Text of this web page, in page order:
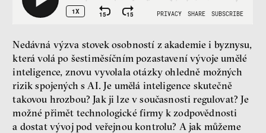
konzervatismus: mapa
seznamek
Terézia Ferjančeková, Petr
Bittner
rozhovor
Nedávná výzva stovek osobností z akademie i byznysu,
která volá po šestiměsíčním pozastavení vývoje umělé
inteligence, znovu vyvolala otázky ohledně možných
rizik spojených s AI. Je umělá inteligence skutečně
takovou hrozbou? Jak ji lze v současnosti regulovat? Je
možné přimět technologické firmy k zodpovědnosti
a dostat vývoj pod veřejnou kontrolu? A jak můžeme